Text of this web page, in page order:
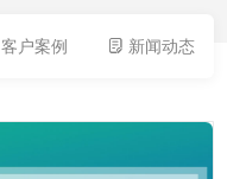
客户案例 新闻动态